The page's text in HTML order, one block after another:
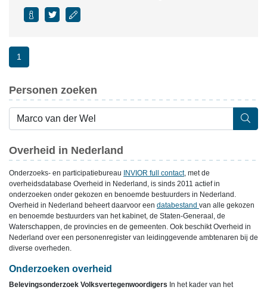
1
Personen zoeken
Overheid in Nederland
Onderzoeks- en participatiebureau INVIOR full contact, met de
overheidsdatabase Overheid in Nederland, is sinds 2011 actief in
onderzoeken onder gekozen en benoemde bestuurders in Nederland.
Overheid in Nederland beheert daarvoor een databestand van alle gekozen
en benoemde bestuurders van het kabinet, de Staten-Generaal, de
Waterschappen, de provincies en de gemeenten. Ook beschikt Overheid in
Nederland over een personenregister van leidinggevende ambtenaren bij de
diverse overheden.
Onderzoeken overheid
Belevingsonderzoek Volksvertegenwoordigers In het kader van het